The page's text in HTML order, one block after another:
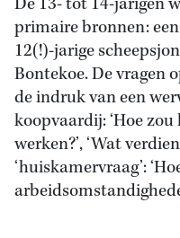
primaire bronnen:
12(!)-jarige
Bontekoe. De vragen
de indruk van een
koopvaardij: ‘Hoe
werken?’, ‘Wat
‘huiskamervraag’: